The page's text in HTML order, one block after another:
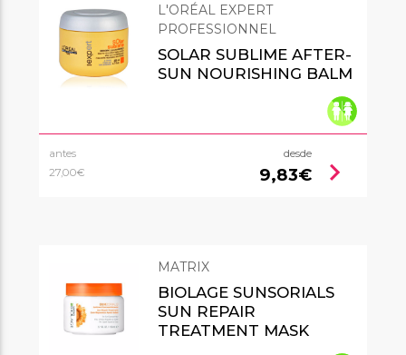
L'ORÉAL EXPERT
PROFESSIONNEL
SOLAR SUBLIME AFTER-
SUN NOURISHING BALM
antes
27,00€
desde
9,83€ chevron_right
MATRIX
BIOLAGE SUNSORIALS
SUN REPAIR
TREATMENT MASK